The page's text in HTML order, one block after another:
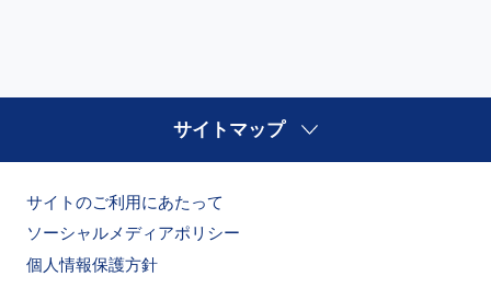
サイトマップ
サイトのご利用にあたって
ソーシャルメディアポリシー
個人情報保護方針